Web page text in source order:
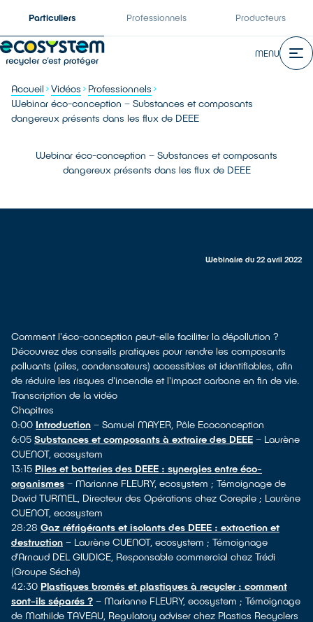
Particuliers Professionnels Producteurs
MENU
Accueil Vidéos
Professionnels
Webinar éco-conception – Substances et composants
dangereux présents dans les flux de DEEE
Webinar éco-conception – Substances et composants
dangereux présents dans les flux de DEEE
Webinaire du 22 avril 2022
Comment l'éco-conception peut-elle faciliter la dépollution ?
Découvrez des conseils pratiques pour rendre les composants
polluants (piles, condensateurs) accessibles et identifiables, afin
de réduire les risques d'incendie et l'impact carbone en fin de vie.
Transcription de la vidéo
Chapitres
0:00 Introduction – Samuel MAYER, Pôle Ecoconception
6:05 Substances et composants à extraire des DEEE – Laurène
CUENOT, ecosystem
13:15 Piles et batteries des DEEE : synergies entre éco-
organismes – Marianne FLEURY, ecosystem ; Témoignage de
David TURMEL, Directeur des Opérations chez Corepile ; Laurène
CUENOT, ecosystem
28:28 Gaz réfrigérants et isolants des DEEE : extraction et
destruction – Laurène CUENOT, ecosystem ; Témoignage
d’Arnaud DEL GIUDICE, Responsable commercial chez Trédi
(Groupe Séché)
42:30 Plastiques bromés et plastiques à recycler : comment
sont-ils séparés ? – Marianne FLEURY, ecosystem ; Témoignage
de Mathilde TAVEAU, Regulatory adviser chez Plastics Recyclers